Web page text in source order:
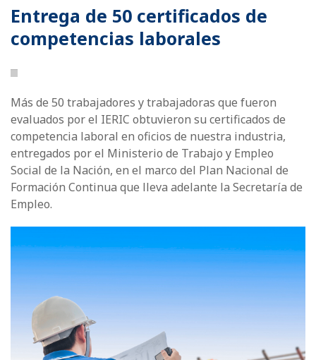
Entrega de 50 certificados de
competencias laborales
Más de 50 trabajadores y trabajadoras que fueron
evaluados por el IERIC obtuvieron su certificados de
competencia laboral en oficios de nuestra industria,
entregados por el Ministerio de Trabajo y Empleo
Social de la Nación, en el marco del Plan Nacional de
Formación Continua que lleva adelante la Secretaría de
Empleo.